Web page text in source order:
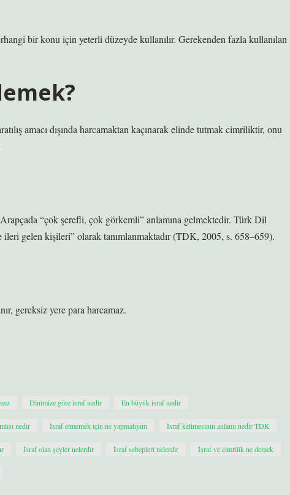
bir konu için yeterli düzeyde kullanılır. Gerekenden fazla kullanılan
amacı dışında harcamaktan kaçınarak elinde tutmak cimriliktir, onu
“çok şerefli, çok görkemli” anlamına gelmektedir. Türk Dil
gelen kişileri” olarak tanımlanmaktadır (TDK, 2005, s. 658–659).
gereksiz yere para harcamaz.
Dinimize göre israf nedir En büyük israf nedir
nedir İsraf etmemek için ne yapmalıyım İsraf kelimesinin anlamı nedir TDK
İsraf olan şeyler nelerdir İsraf sebepleri nelerdir İsraf ve cimrilik ne demek